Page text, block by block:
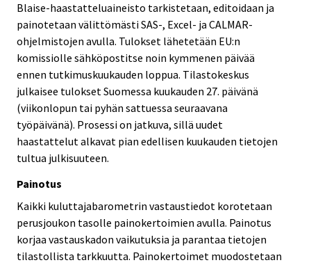
Blaise-haastatteluaineisto tarkistetaan, editoidaan ja
painotetaan välittömästi SAS-, Excel- ja CALMAR-
ohjelmistojen avulla. Tulokset lähetetään EU:n
komissiolle sähköpostitse noin kymmenen päivää
ennen tutkimuskuukauden loppua. Tilastokeskus
julkaisee tulokset Suomessa kuukauden 27. päivänä
(viikonlopun tai pyhän sattuessa seuraavana
työpäivänä). Prosessi on jatkuva, sillä uudet
haastattelut alkavat pian edellisen kuukauden tietojen
tultua julkisuuteen.
Painotus
Kaikki kuluttajabarometrin vastaustiedot korotetaan
perusjoukon tasolle painokertoimien avulla. Painotus
korjaa vastauskadon vaikutuksia ja parantaa tietojen
tilastollista tarkkuutta. Painokertoimet muodostetaan